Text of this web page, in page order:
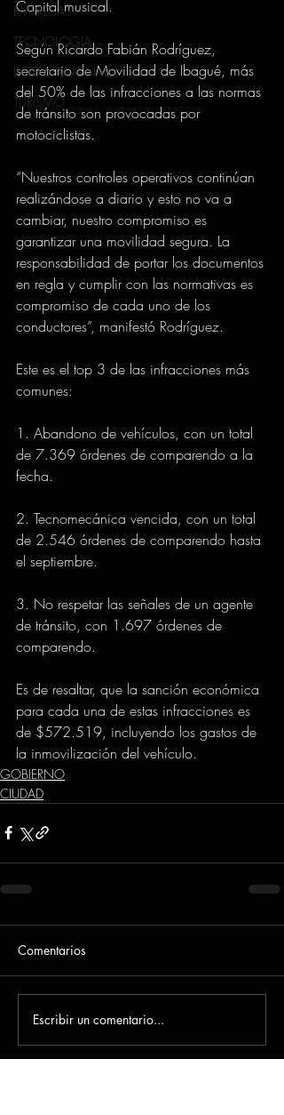
EMPRESAS
TECNOLOGIA
INTERNACIONAL
TURISMO
Capital musical.
Según Ricardo Fabián Rodríguez,
secretario de Movilidad de Ibagué, más
del 50% de las infracciones a las normas
de tránsito son provocadas por
motociclistas.
“Nuestros controles operativos continúan
realizándose a diario y esto no va a
cambiar, nuestro compromiso es
garantizar una movilidad segura. La
responsabilidad de portar los documentos
en regla y cumplir con las normativas es
compromiso de cada uno de los
conductores”, manifestó Rodríguez.
Este es el top 3 de las infracciones más
comunes:
1. Abandono de vehículos, con un total
de 7.369 órdenes de comparendo a la
fecha.
2. Tecnomecánica vencida, con un total
de 2.546 órdenes de comparendo hasta
el septiembre.
3. No respetar las señales de un agente
de tránsito, con 1.697 órdenes de
comparendo.
Es de resaltar, que la sanción económica
para cada una de estas infracciones es
de $572.519, incluyendo los gastos de
la inmovilización del vehículo.
GOBIERNO
CIUDAD
Comentarios
Escribir un comentario...